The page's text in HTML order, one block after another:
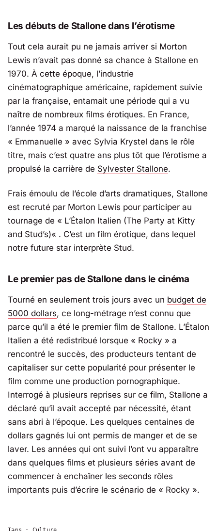
Les débuts de Stallone dans l’érotisme
Tout cela aurait pu ne jamais arriver si Morton
Lewis n’avait pas donné sa chance à Stallone en
1970. À cette époque, l’industrie
cinématographique américaine, rapidement suivie
par la française, entamait une période qui a vu
naître de nombreux films érotiques. En France,
l’année 1974 a marqué la naissance de la franchise
« Emmanuelle » avec Sylvia Krystel dans le rôle
titre, mais c’est quatre ans plus tôt que l’érotisme a
propulsé la carrière de Sylvester Stallone.
Frais émoulu de l’école d’arts dramatiques, Stallone
est recruté par Morton Lewis pour participer au
tournage de « L’Étalon Italien (The Party at Kitty
and Stud’s)« . C’est un film érotique, dans lequel
notre future star interprète Stud.
Le premier pas de Stallone dans le cinéma
Tourné en seulement trois jours avec un budget de
5000 dollars, ce long-métrage n’est connu que
parce qu’il a été le premier film de Stallone. L’Étalon
Italien a été redistribué lorsque « Rocky » a
rencontré le succès, des producteurs tentant de
capitaliser sur cette popularité pour présenter le
film comme une production pornographique.
Interrogé à plusieurs reprises sur ce film, Stallone a
déclaré qu’il avait accepté par nécessité, étant
sans abri à l’époque. Les quelques centaines de
dollars gagnés lui ont permis de manger et de se
laver. Les années qui ont suivi l’ont vu apparaître
dans quelques films et plusieurs séries avant de
commencer à enchaîner les seconds rôles
importants puis d’écrire le scénario de « Rocky ».